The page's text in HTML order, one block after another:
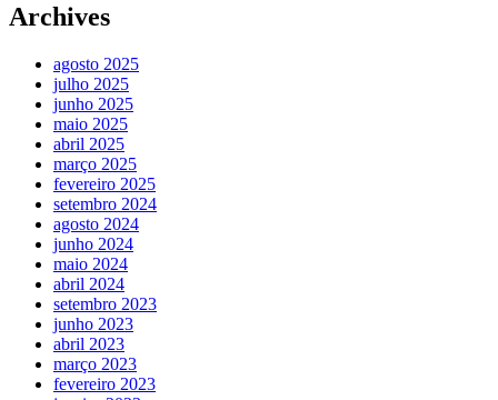
Archives
agosto 2025
julho 2025
junho 2025
maio 2025
abril 2025
março 2025
fevereiro 2025
setembro 2024
agosto 2024
junho 2024
maio 2024
abril 2024
setembro 2023
junho 2023
abril 2023
março 2023
fevereiro 2023